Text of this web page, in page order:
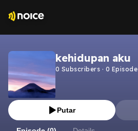
kehidupan aku
0 Subscribers · 0 Episode
Putar